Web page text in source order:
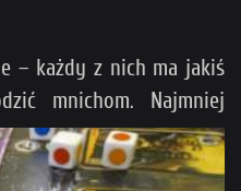
– każdy z nich ma jakiś
mnichom. Najmniej